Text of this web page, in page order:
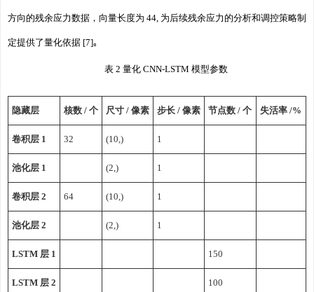
方向的残余应力数据，向量长度为 44, 为后续残余应力的分析和调控策略制
定提供了量化依据 [7]｡
表 2 量化 CNN-LSTM 模型参数
隐藏层 核数 / 个 尺寸 / 像素 步长 / 像素 节点数 / 个 失活率 /%
卷积层 1 32 (10,) 1
池化层 1 (2,) 1
卷积层 2 64 (10,) 1
池化层 2 (2,) 1
LSTM 层 1 150
LSTM 层 2 100